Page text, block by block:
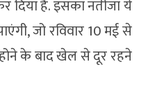
दिया है. इसका नतीजा ये
जो रविवार 10 मई से
के बाद खेल से दूर रहने